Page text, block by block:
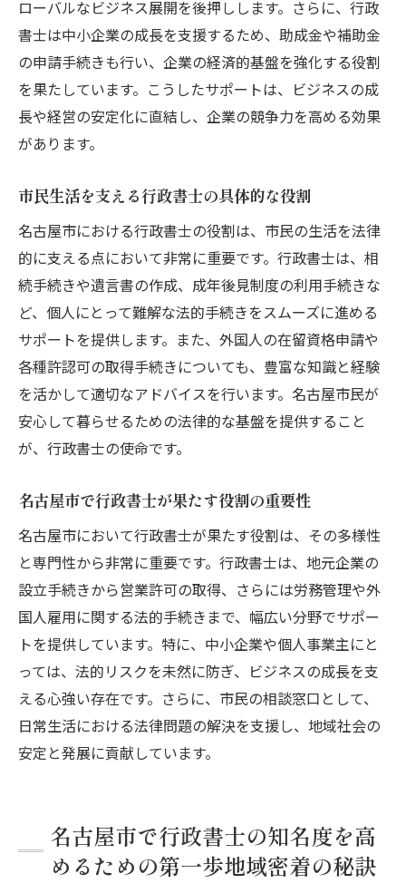
知識を地域のために活かす名古屋市の具体
例
市民が知っておくべき行政書士の活用方法
行政書士が関与する名古屋市の法的手続き
の具体例
行政書士の存在意義を再発見名古屋市における
名古屋市での法的手続きにおける行政書士
の重要性
行政書士の存在意義を市民に伝える方法
市民の安心を支える行政書士の役割
行政書士が関わる名古屋市の法的手続きの
実際
名古屋市で行政書士が提供する専門的なサ
ポート
アプローチ
名古屋市での行政書士の活躍事例から学ぶ知識
の活用法
行政書士の知識を活かしたビジネス成功事
例
名古屋市で行政書士が関与した地域プロジ
ェクト
行政書士が果たす業務の幅広さを知る
地域社会に貢献する行政書士の活動事例
行政書士の経験を活かした地域密着型の取
り組み
ローバルなビジネス展開を後押しします。さらに、行政
書士は中小企業の成長を支援するため、助成金や補助金
の申請手続きも行い、企業の経済的基盤を強化する役割
を果たしています。こうしたサポートは、ビジネスの成
長や経営の安定化に直結し、企業の競争力を高める効果
があります。
市民生活を支える行政書士の具体的な役割
名古屋市における行政書士の役割は、市民の生活を法律
的に支える点において非常に重要です。行政書士は、相
続手続きや遺言書の作成、成年後見制度の利用手続きな
ど、個人にとって難解な法的手続きをスムーズに進める
サポートを提供します。また、外国人の在留資格申請や
各種許認可の取得手続きについても、豊富な知識と経験
を活かして適切なアドバイスを行います。名古屋市民が
安心して暮らせるための法律的な基盤を提供すること
が、行政書士の使命です。
名古屋市で行政書士が果たす役割の重要性
名古屋市において行政書士が果たす役割は、その多様性
と専門性から非常に重要です。行政書士は、地元企業の
設立手続きから営業許可の取得、さらには労務管理や外
国人雇用に関する法的手続きまで、幅広い分野でサポー
トを提供しています。特に、中小企業や個人事業主にと
っては、法的リスクを未然に防ぎ、ビジネスの成長を支
える心強い存在です。さらに、市民の相談窓口として、
日常生活における法律問題の解決を支援し、地域社会の
安定と発展に貢献しています。
名古屋市で行政書士の知名度を高
めるための第一歩地域密着の秘訣